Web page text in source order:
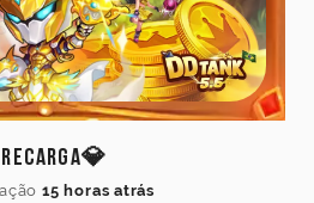
15 horas atrás